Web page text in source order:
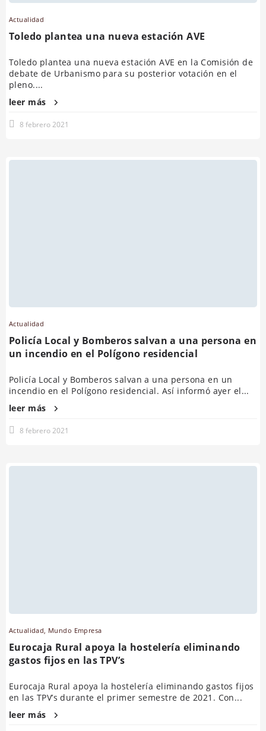
Actualidad
Toledo plantea una nueva estación AVE
Toledo plantea una nueva estación AVE en la Comisión de
debate de Urbanismo para su posterior votación en el
pleno....
leer más
8 febrero 2021
Actualidad
Policía Local y Bomberos salvan a una persona en
un incendio en el Polígono residencial
Policía Local y Bomberos salvan a una persona en un
incendio en el Polígono residencial. Así informó ayer el...
leer más
8 febrero 2021
Actualidad Mundo Empresa
Eurocaja Rural apoya la hostelería eliminando
gastos fijos en las TPV’s
Eurocaja Rural apoya la hostelería eliminando gastos fijos
en las TPV’s durante el primer semestre de 2021. Con...
leer más